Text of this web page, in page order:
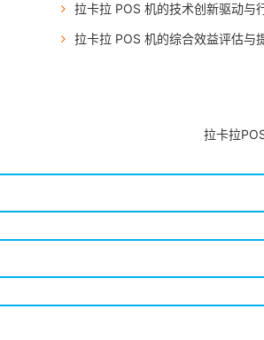
拉卡拉 POS 机的技术创新驱动与
拉卡拉 POS 机的综合效益评估与
拉卡拉